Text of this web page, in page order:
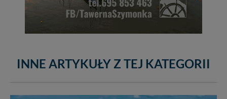
INNE ARTYKUŁY Z TEJ KATEGORII